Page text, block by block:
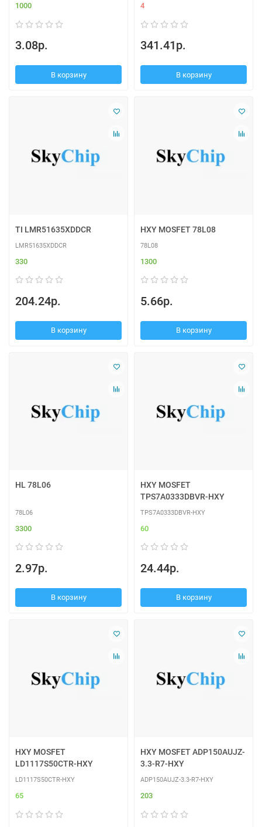
1000
3.08р.
В корзину
4
341.41р.
В корзину
TI LMR51635XDDCR
LMR51635XDDCR
330
204.24р.
В корзину
HXY MOSFET 78L08
78L08
1300
5.66р.
В корзину
HL 78L06
78L06
3300
2.97р.
В корзину
HXY MOSFET
TPS7A0333DBVR-HXY
TPS7A0333DBVR-HXY
60
24.44р.
В корзину
HXY MOSFET
LD1117S50CTR-HXY
LD1117S50CTR-HXY
65
HXY MOSFET ADP150AUJZ-
3.3-R7-HXY
ADP150AUJZ-3.3-R7-HXY
203